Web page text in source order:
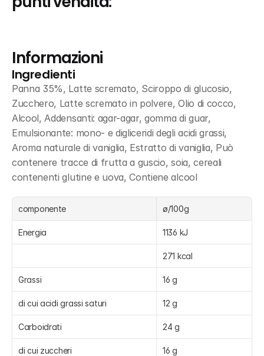
Informazioni
Ingredienti
Panna 35%, Latte scremato, Sciroppo di glucosio,
Zucchero, Latte scremato in polvere, Olio di cocco,
Alcool, Addensanti: agar-agar, gomma di guar,
Emulsionante: mono- e digliceridi degli acidi grassi,
Aroma naturale di vaniglia, Estratto di vaniglia, Può
contenere tracce di frutta a guscio, soia, cereali
contenenti glutine e uova, Contiene alcool
componente ø/100g
Energia 1136 kJ
271 kcal
Grassi 16 g
di cui acidi grassi saturi 12 g
Carboidrati 24 g
di cui zuccheri 16 g